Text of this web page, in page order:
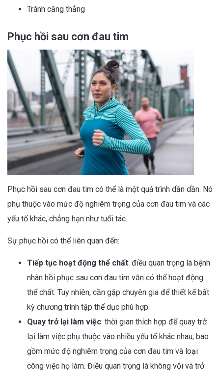
Tránh căng thẳng
Phục hồi sau cơn đau tim
Phục hồi sau cơn đau tim có thể là một quá trình dần dần. Nó
phụ thuộc vào mức độ nghiêm trọng của cơn đau tim và các
yếu tố khác, chẳng hạn như tuổi tác.
Sự phục hồi có thể liên quan đến:
Tiếp tục hoạt động thể chất: điều quan trọng là bệnh
nhân hồi phục sau cơn đau tim vẫn có thể hoạt động
thể chất. Tuy nhiên, cần gặp chuyên gia để thiết kế bất
kỳ chương trình tập thể dục phù hợp.
Quay trở lại làm việc: thời gian thích hợp để quay trở
lại làm việc phụ thuộc vào nhiều yếu tố khác nhau, bao
gồm mức độ nghiêm trọng của cơn đau tim và loại
công việc họ làm. Điều quan trọng là không vội vã trở